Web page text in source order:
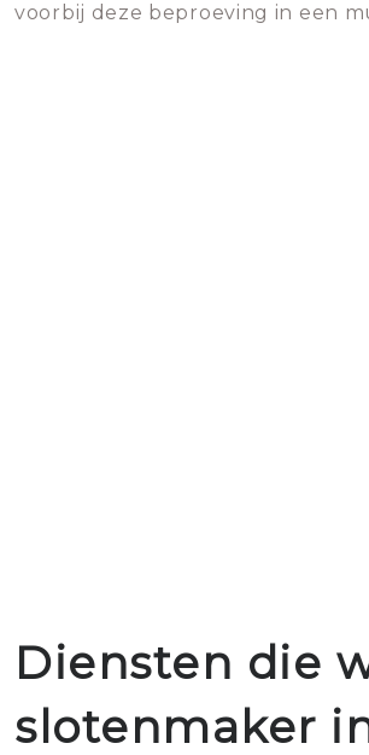
voorbij deze beproeving in een
Diensten die
slotenmaker